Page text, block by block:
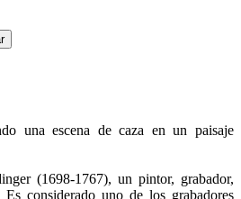
una escena de caza en un paisaje
(1698-1767), un pintor, grabador,
considerado uno de los grabadores